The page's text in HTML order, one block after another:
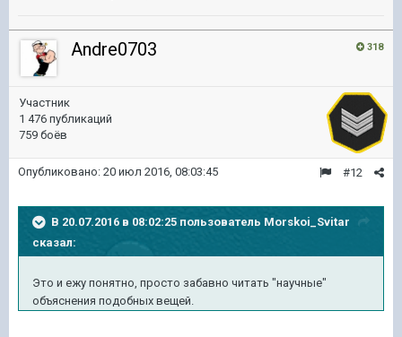
318
Andre0703
Участник
1 476 публикаций
759 боёв
#12
Опубликовано: 20 июл 2016, 08:03:45
В 20.07.2016 в 08:02:25 пользователь Morskoi_Svitar
сказал:
Это и ежу понятно, просто забавно читать "научные"
объяснения подобных вещей.